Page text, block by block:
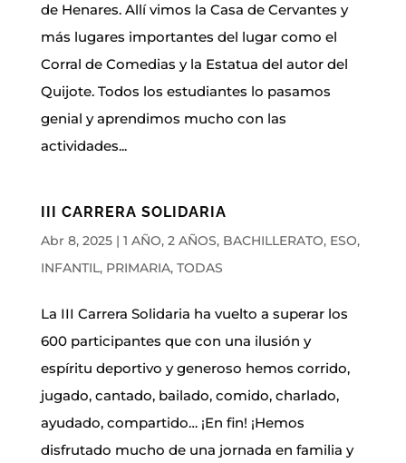
de Henares. Allí vimos la Casa de Cervantes y
más lugares importantes del lugar como el
Corral de Comedias y la Estatua del autor del
Quijote. Todos los estudiantes lo pasamos
genial y aprendimos mucho con las
actividades...
III CARRERA SOLIDARIA
Abr 8, 2025| 1 AÑO, 2 AÑOS, BACHILLERATO, ESO,
INFANTIL, PRIMARIA, TODAS
La III Carrera Solidaria ha vuelto a superar los
600 participantes que con una ilusión y
espíritu deportivo y generoso hemos corrido,
jugado, cantado, bailado, comido, charlado,
ayudado, compartido… ¡En fin! ¡Hemos
disfrutado mucho de una jornada en familia y